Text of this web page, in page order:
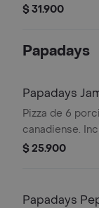
canal).
$ 31.900
Papadays
Papadays
Pizza de 6
canadiense.
Sazonador
$ 25.900
Papadays